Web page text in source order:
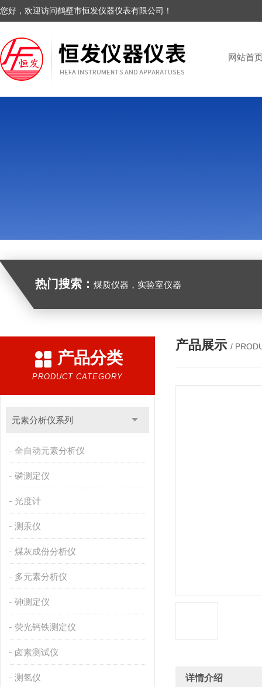
您好，欢迎访问鹤壁市恒发仪器仪表有限公司！
网站首
热门搜索： 煤质仪器，实验室仪器
产品分类
PRODUCT CATEGORY
元素分析仪系列
全自动元素分析仪
磷测定仪
光度计
测汞仪
煤灰成份分析仪
多元素分析仪
砷测定仪
荧光钙铁测定仪
卤素测试仪
测氢仪
产品展示 /
详情介绍